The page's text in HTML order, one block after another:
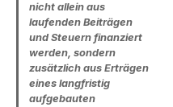
nicht allein aus
laufenden Beiträgen
und Steuern finanziert
werden, sondern
zusätzlich aus Erträgen
eines langfristig
aufgebauten